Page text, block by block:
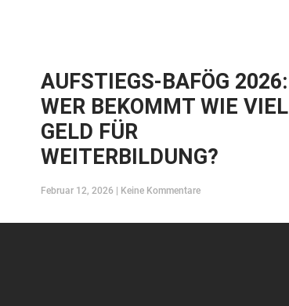
AUFSTIEGS-BAFÖG 2026:
WER BEKOMMT WIE VIEL
GELD FÜR
WEITERBILDUNG?
Februar 12, 2026 Keine Kommentare